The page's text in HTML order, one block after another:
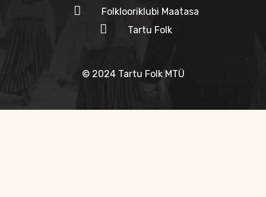
Folklooriklubi Maatasa
Tartu Folk
© 2024 Tartu Folk MTÜ